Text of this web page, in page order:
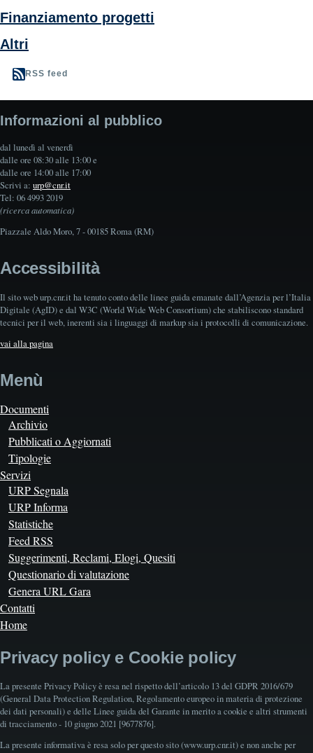
Finanziamento progetti
Altri
RSS feed
Informazioni al pubblico
dal lunedì al venerdì
dalle ore 08:30 alle 13:00 e
dalle ore 14:00 alle 17:00
Scrivi a: urp@cnr.it
Tel: 06 4993 2019
(ricerca automatica)
Piazzale Aldo Moro, 7 - 00185 Roma (RM)
Accessibilità
Il sito web urp.cnr.it ha tenuto conto delle linee guida emanate dall’Agenzia per l’Italia
Digitale (AgID) e dal W3C (World Wide Web Consortium) che stabiliscono standard
tecnici per il web, inerenti sia i linguaggi di markup sia i protocolli di comunicazione.
vai alla pagina
Menù
Documenti
Archivio
Pubblicati o Aggiornati
Tipologie
Servizi
URP Segnala
URP Informa
Statistiche
Feed RSS
Suggerimenti, Reclami, Elogi, Quesiti
Questionario di valutazione
Genera URL Gara
Contatti
Home
Privacy policy e Cookie policy
La presente Privacy Policy è resa nel rispetto dell’articolo 13 del GDPR 2016/679
(General Data Protection Regulation, Regolamento europeo in materia di protezione
dei dati personali) e delle Linee guida del Garante in merito a cookie e altri strumenti
di tracciamento - 10 giugno 2021 [9677876].
La presente informativa è resa solo per questo sito (www.urp.cnr.it) e non anche per